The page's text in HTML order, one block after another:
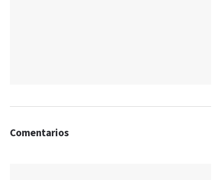
Comentarios